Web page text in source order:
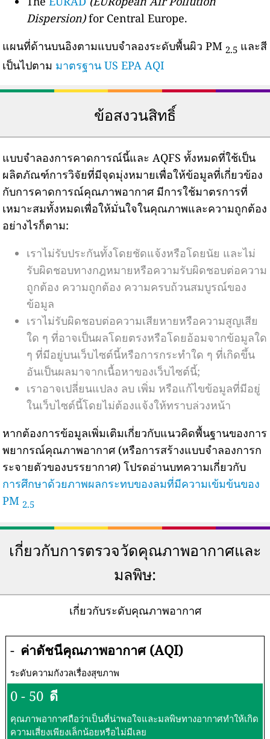
Dispersion)for Central Europe.
แผนที่ด้านบนอิงตามแบบจำลองระดับพื้นผิว PM 2.5 และสี
เป็นไปตาม มาตรฐาน US EPA AQI
ข้อสงวนสิทธิ์
แบบจำลองการคาดการณ์นี้และ AQFS ทั้งหมดที่ใช้เป็น
ผลิตภัณฑ์การวิจัยที่มีจุดมุ่งหมายเพื่อให้ข้อมูลที่เกี่ยวข้อง
กับการคาดการณ์คุณภาพอากาศ มีการใช้มาตรการที่
เหมาะสมทั้งหมดเพื่อให้มั่นใจในคุณภาพและความถูกต้อง
อย่างไรก็ตาม:
เราไม่รับประกันทั้งโดยชัดแจ้งหรือโดยนัย และไม่
รับผิดชอบทางกฎหมายหรือความรับผิดชอบต่อความ
ถูกต้อง ความถูกต้อง ความครบถ้วนสมบูรณ์ของ
ข้อมูล
เราไม่รับผิดชอบต่อความเสียหายหรือความสูญเสีย
ใด ๆ ที่อาจเป็นผลโดยตรงหรือโดยอ้อมจากข้อมูลใด
ๆ ที่มีอยู่บนเว็บไซต์นี้หรือการกระทำใด ๆ ที่เกิดขึ้น
อันเป็นผลมาจากเนื้อหาของเว็บไซต์นี้;
เราอาจเปลี่ยนแปลง ลบ เพิ่ม หรือแก้ไขข้อมูลที่มีอยู่
ในเว็บไซต์นี้โดยไม่ต้องแจ้งให้ทราบล่วงหน้า
หากต้องการข้อมูลเพิ่มเติมเกี่ยวกับแนวคิดพื้นฐานของการ
พยากรณ์คุณภาพอากาศ (หรือการสร้างแบบจำลองการก
ระจายตัวของบรรยากาศ) โปรดอ่านบทความเกี่ยวกับ
การศึกษาด้วยภาพผลกระทบของลมที่มีความเข้มข้นของ
PM 2.5
เกี่ยวกับการตรวจวัดคุณภาพอากาศและ
มลพิษ:
เกี่ยวกับระดับคุณภาพอากาศ
- ค่าดัชนีคุณภาพอากาศ (AQI)
ระดับความกังวลเรื่องสุขภาพ
0 - 50 ดี
คุณภาพอากาศถือว่าเป็นที่น่าพอใจและมลพิษทางอากาศทำให้เกิด
ความเสี่ยงเพียงเล็กน้อยหรือไม่มีเลย